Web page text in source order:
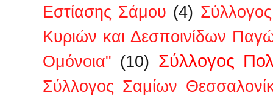
Εστίασης Σάμου (4)
Κυριών και Δεσποινίδων
Ομόνοια" (10) Σύλλογος
Σύλλογος Σαμίων